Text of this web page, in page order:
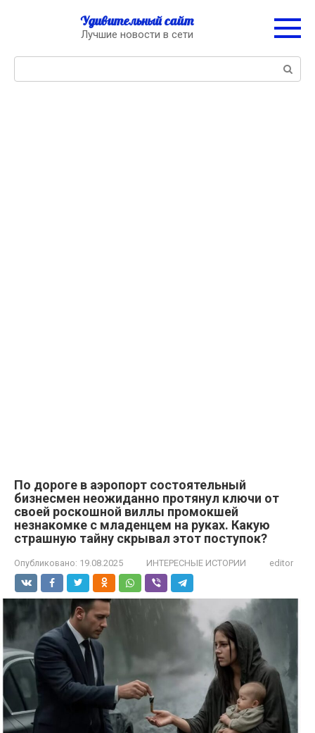
Удивительный сайт
Лучшие новости в сети
По дороге в аэропорт состоятельный
бизнесмен неожиданно протянул ключи от
своей роскошной виллы промокшей
незнакомке с младенцем на руках. Какую
страшную тайну скрывал этот поступок?
Опубликовано: 19.08.2025 ИНТЕРЕСНЫЕ ИСТОРИИ editor